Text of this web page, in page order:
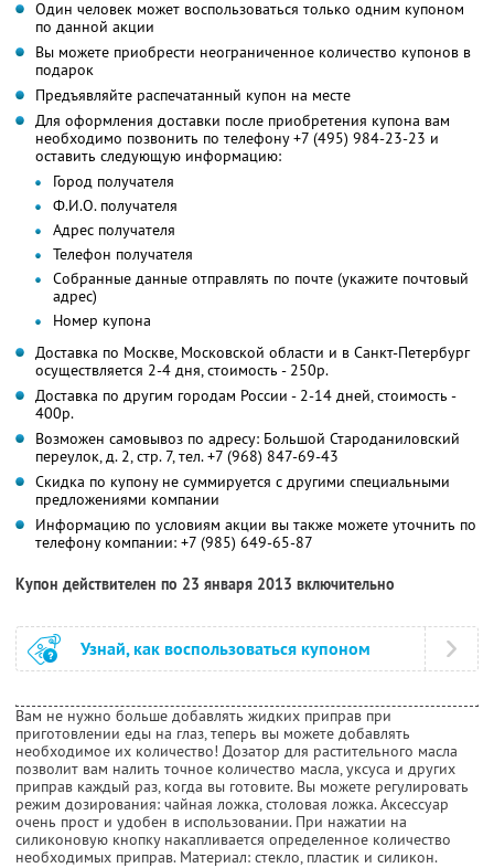
Один человек может воспользоваться только одним купоном
по данной акции
Вы можете приобрести неограниченное количество купонов в
подарок
Предъявляйте распечатанный купон на месте
Для оформления доставки после приобретения купона вам
необходимо позвонить по телефону +7 (495) 984-23-23 и
оставить следующую информацию:
Город получателя
Ф.И.О. получателя
Адрес получателя
Телефон получателя
Собранные данные отправлять по почте (укажите почтовый
адрес)
Номер купона
Доставка по Москве, Московской области и в Санкт-Петербург
осуществляется 2-4 дня, стоимость - 250р.
Доставка по другим городам России - 2-14 дней, стоимость -
400р.
Возможен самовывоз по адресу: Большой Староданиловский
переулок, д. 2, стр. 7, тел. +7 (968) 847-69-43
Скидка по купону не суммируется с другими специальными
предложениями компании
Информацию по условиям акции вы также можете уточнить по
телефону компании: +7 (985) 649-65-87
Купон действителен по 23 января 2013 включительно
Узнай, как воспользоваться купоном
Вам не нужно больше добавлять жидких приправ при
приготовлении еды на глаз, теперь вы можете добавлять
необходимое их количество! Дозатор для растительного масла
позволит вам налить точное количество масла, уксуса и других
приправ каждый раз, когда вы готовите. Вы можете регулировать
режим дозирования: чайная ложка, столовая ложка. Аксессуар
очень прост и удобен в использовании. При нажатии на
силиконовую кнопку накапливается определенное количество
необходимых приправ. Материал: стекло, пластик и силикон.